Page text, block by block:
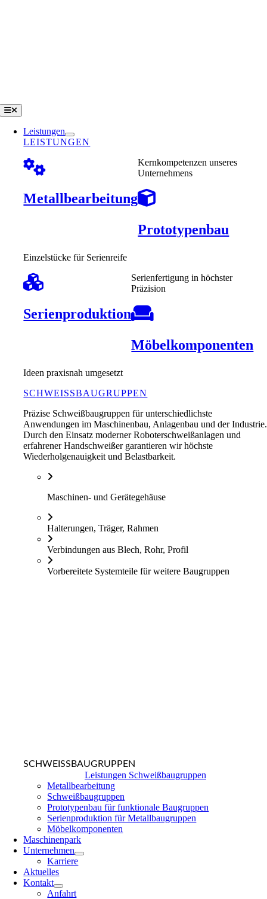
Toggle
Navigation
Leistungen
LEISTUNGEN
Metallbearbeitung
Kernkompetenzen unseres
Unternehmens
Prototypenbau
Einzelstücke für Serienreife
Serienproduktion
Serienfertigung in höchster
Präzision
Möbelkomponenten
Ideen praxisnah umgesetzt
SCHWEISSBAUGRUPPEN
Präzise Schweißbaugruppen für unterschiedlichste
Anwendungen im Maschinenbau, Anlagenbau und der Industrie.
Durch den Einsatz moderner Roboterschweißanlagen und
erfahrener Handschweißer garantieren wir höchste
Wiederholgenauigkeit und Belastbarkeit.
Maschinen- und Gerätegehäuse
Halterungen, Träger, Rahmen
Verbindungen aus Blech, Rohr, Profil
Vorbereitete Systemteile für weitere Baugruppen
SCHWEISSBAUGRUPPEN
Leistungen Schweißbaugruppen
Metallbearbeitung
Schweißbaugruppen
Prototypenbau für funktionale Baugruppen
Serienproduktion für Metallbaugruppen
Möbelkomponenten
Maschinenpark
Unternehmen
Karriere
Aktuelles
Kontakt
Anfahrt